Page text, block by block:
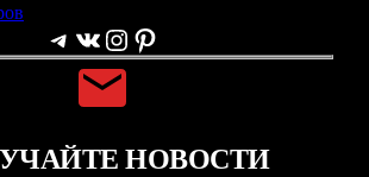
Telegram ВКонтакте Instagram Pinterest
НОВОСТИ